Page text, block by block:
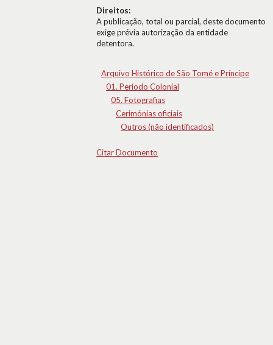
Direitos:
A publicação, total ou parcial, deste documento
exige prévia autorização da entidade
detentora.
Arquivo Histórico de São Tomé e Príncipe
01. Período Colonial
05. Fotografias
Cerimónias oficiais
Outros (não identificados)
Citar Documento